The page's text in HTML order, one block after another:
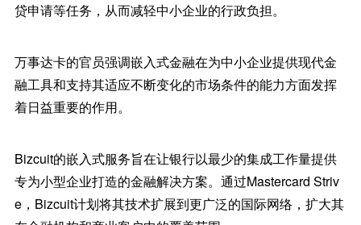
贷申请等任务，从而减轻中小企业的行政负担。
万事达卡的官员强调嵌入式金融在为中小企业提供现代金
融工具和支持其适应不断变化的市场条件的能力方面发挥
着日益重要的作用。
Bizcuit的嵌入式服务旨在让银行以最少的集成工作量提供
专为小型企业打造的金融解决方案。通过Mastercard Striv
e，Bizcuit计划将其技术扩展到更广泛的国际网络，扩大其